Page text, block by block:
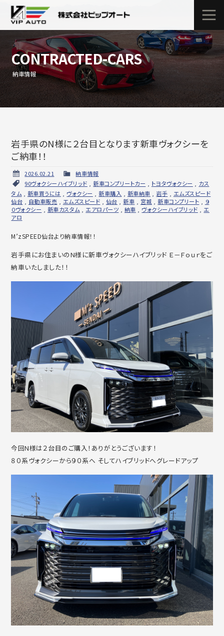
CONTRACTED-CARS
納車情報
岩手県のN様に２台目となります新車ヴォクシーを
ご納車！！
2026.02.21
納車情報
90ヴォクシーハイブリッド ,新車コンプリートカー トヨタヴォクシー
カス
タム
新車買うには ヴォクシー ,新車購入 新車納車 岩手
エムズスピード
仙台
自動車販売 エムズスピード 仙台 ,新車 宮城 ,新車コンプリート
９
０ヴォクシー
新車カスタム エアロパーツ 納車 ヴォクシーハイブリッド
エ
アロ
M’zSPEED仙台より納車情報！！
岩手県にお住まいのN様に新車ヴォクシーハイブリッド Ｅ－Ｆｏｕｒをご
納車いたしました！！
今回N様は２台目のご購入！ありがとうございます！
８０系ヴォクシーから９０系へ そしてハイブリッドへグレードアップ